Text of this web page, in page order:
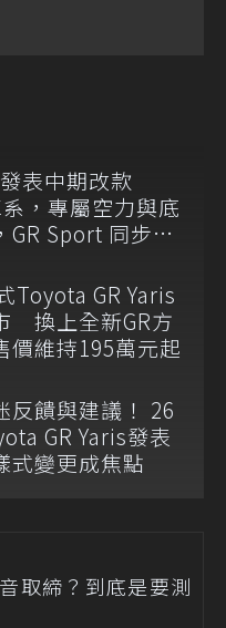
表中期改款
，專屬空力與底
GR Sport 同步亮
Toyota GR Yaris
換上全新GR方
價維持195萬元起
反饋與建議！ 26
GR Yaris發表
式變更成焦點
取締？到底是要測